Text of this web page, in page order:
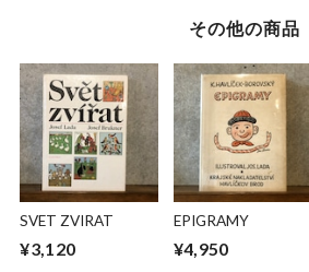
その他の商品
SVET ZVIRAT
¥3,120
EPIGRAMY
¥4,950